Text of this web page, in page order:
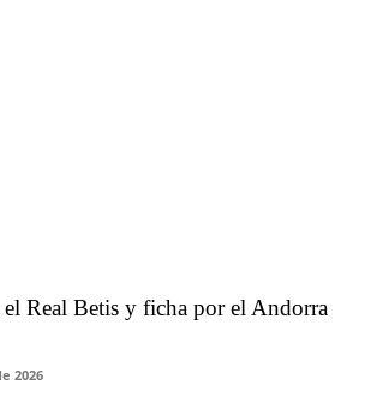
Real Betis y ficha por el Andorra
2026